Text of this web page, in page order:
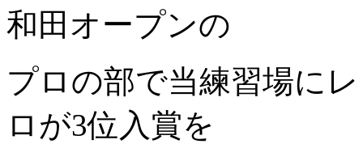
和田オープンの
プロの部で当練習場に
ロが3位入賞を